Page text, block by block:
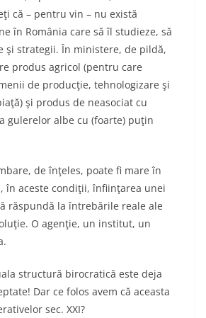
că – pentru vin – nu există
în România care să îl studieze, să
şi strategii. În ministere, de pildă,
produs agricol (pentru care
de producţie, tehnologizare şi
şi produs de neasociat cu
gulerelor albe cu (foarte) puţin
de înţeles, poate fi mare în
în aceste condiţii, înfiinţarea unei
răspundă la întrebările reale ale
O agenţie, un institut, un
structură birocratică este deja
Dar ce folos avem că aceasta
sec. XXI?